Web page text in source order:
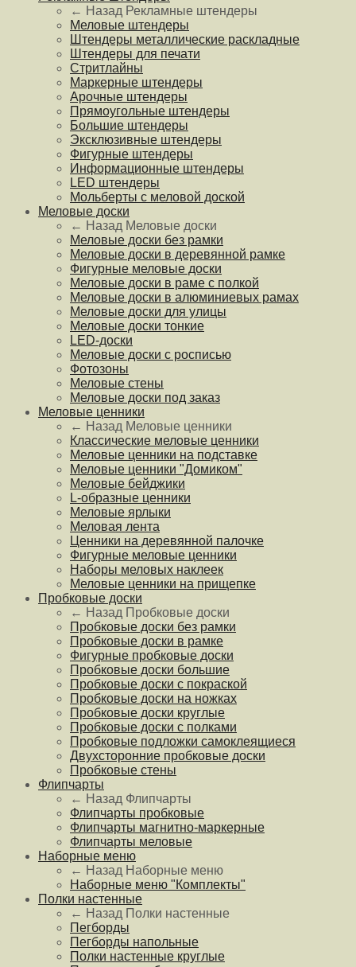
← Назад Рекламные штендеры
Меловые штендеры
Штендеры металлические раскладные
Штендеры для печати
Стритлайны
Маркерные штендеры
Арочные штендеры
Прямоугольные штендеры
Большие штендеры
Эксклюзивные штендеры
Фигурные штендеры
Информационные штендеры
LED штендеры
Мольберты с меловой доской
Меловые доски
← Назад Меловые доски
Меловые доски без рамки
Меловые доски в деревянной рамке
Фигурные меловые доски
Меловые доски в раме с полкой
Меловые доски в алюминиевых рамах
Меловые доски для улицы
Меловые доски тонкие
LED-доски
Меловые доски с росписью
Фотозоны
Меловые стены
Меловые доски под заказ
Меловые ценники
← Назад Меловые ценники
Классические меловые ценники
Меловые ценники на подставке
Меловые ценники "Домиком"
Меловые бейджики
L-образные ценники
Меловые ярлыки
Меловая лента
Ценники на деревянной палочке
Фигурные меловые ценники
Наборы меловых наклеек
Меловые ценники на прищепке
Пробковые доски
← Назад Пробковые доски
Пробковые доски без рамки
Пробковые доски в рамке
Фигурные пробковые доски
Пробковые доски большие
Пробковые доски с покраской
Пробковые доски на ножках
Пробковые доски круглые
Пробковые доски с полками
Пробковые подложки самоклеящиеся
Двухсторонние пробковые доски
Пробковые стены
Флипчарты
← Назад Флипчарты
Флипчарты пробковые
Флипчарты магнитно-маркерные
Флипчарты меловые
Наборные меню
← Назад Наборные меню
Наборные меню "Комплекты"
Полки настенные
← Назад Полки настенные
Пегборды
Пегборды напольные
Полки настенные круглые